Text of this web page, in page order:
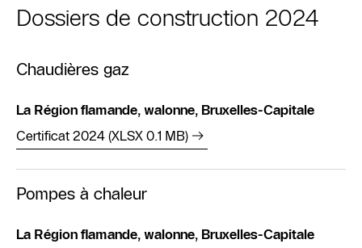
Dossiers de construction 2024
Chaudières gaz
La Région flamande, walonne, Bruxelles-Capitale
Certificat 2024 (XLSX 0.1 MB)
Pompes à chaleur
La Région flamande, walonne, Bruxelles-Capitale